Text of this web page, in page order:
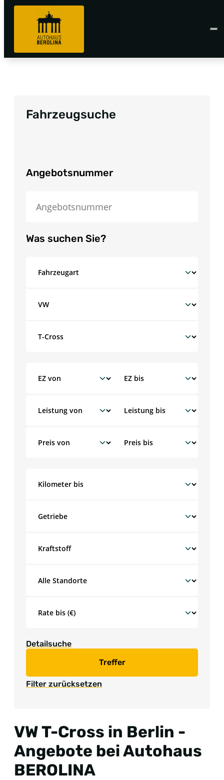
Fahrzeugsuche
Angebotsnummer
Was suchen Sie?
Detailsuche
Treffer
Filter zurücksetzen
VW T-Cross in Berlin -
Angebote bei Autohaus
BEROLINA